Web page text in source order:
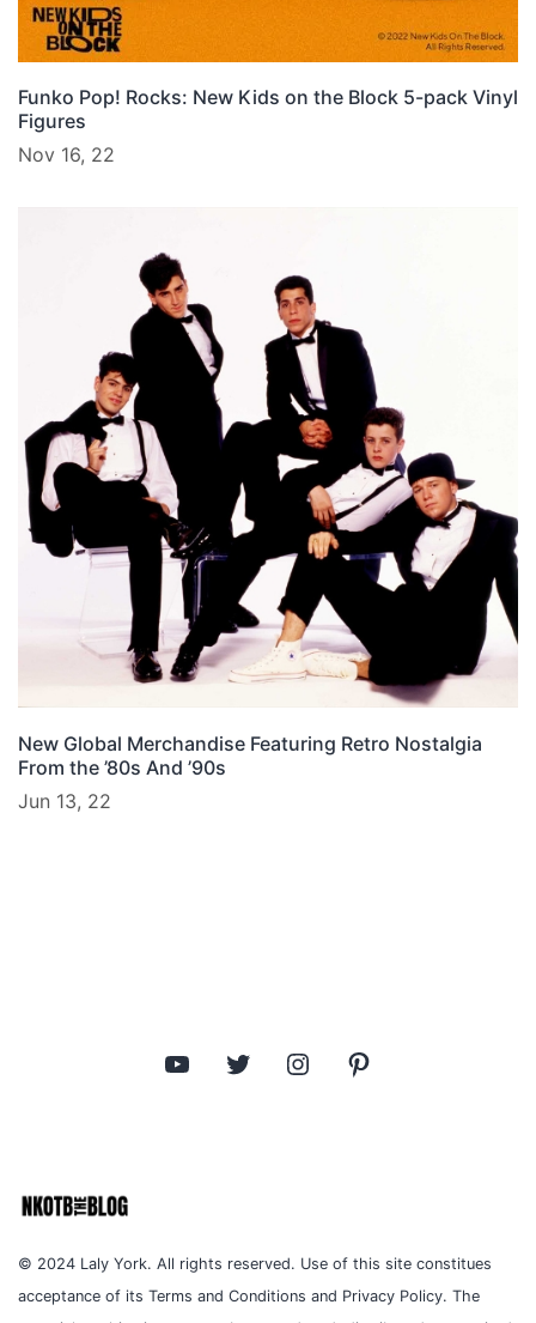
Funko Pop! Rocks: New Kids on the Block 5-pack Vinyl
Figures
Nov 16, 22
New Global Merchandise Featuring Retro Nostalgia
From the ’80s And ’90s
Jun 13, 22
YouTube Twitter Instagram
© 2024 Laly York. All rights reserved. Use of this site constitues
acceptance of its Terms and Conditions and Privacy Policy. The